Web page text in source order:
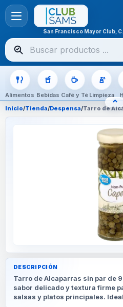
San Francisco Mayor Club,
Buscar
productos
Alimentos Bebidas Café y Té Limpieza
⌃
Inicio/Tienda/Despensa/Tarro de
DESCRIPCIÓN
Tarro de Alcaparras sin par de
sabor delicado y textura firme
salsas y platos principales.